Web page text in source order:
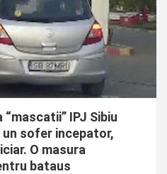
IPJ Sibiu
sofer incepator,
O masura
bataus